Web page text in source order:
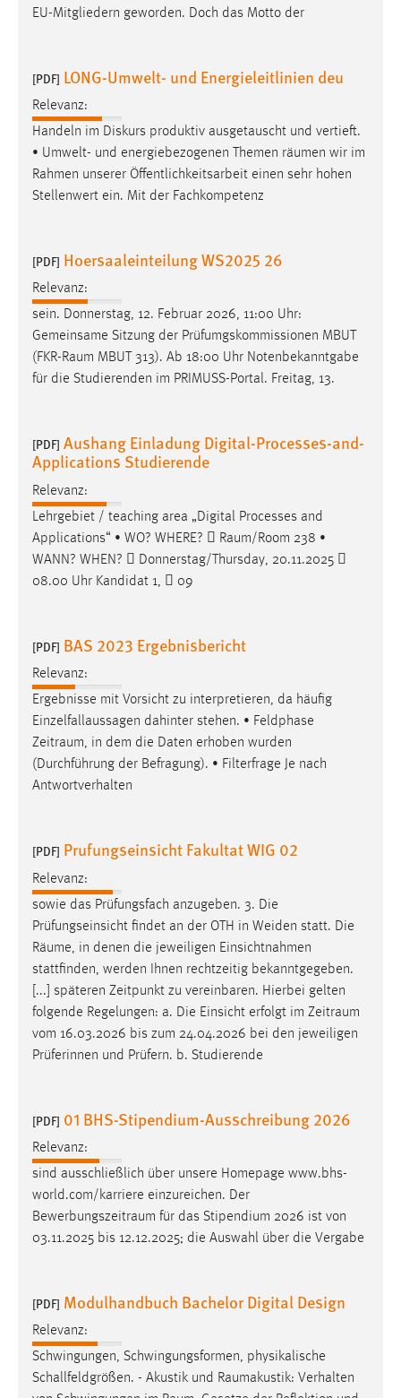
EU-Mitgliedern geworden. Doch das Motto der
[PDF] LONG-Umwelt- und Energieleitlinien deu
Relevanz:
Handeln im Diskurs produktiv ausgetauscht und vertieft.
• Umwelt- und energiebezogenen Themen räumen wir im
Rahmen unserer Öffentlichkeitsarbeit einen sehr hohen
Stellenwert ein. Mit der Fachkompetenz
[PDF] Hoersaaleinteilung WS2025 26
Relevanz:
sein. Donnerstag, 12. Februar 2026, 11:00 Uhr:
Gemeinsame Sitzung der Prüfumgskommissionen MBUT
(FKR-Raum MBUT 313). Ab 18:00 Uhr Notenbekanntgabe
für die Studierenden im PRIMUSS-Portal. Freitag, 13.
[PDF] Aushang Einladung Digital-Processes-and-
Applications Studierende
Relevanz:
Lehrgebiet / teaching area „Digital Processes and
Applications“ • WO? WHERE?  Raum/Room 238 •
WANN? WHEN?  Donnerstag/Thursday, 20.11.2025 
08.00 Uhr Kandidat 1,  09
[PDF] BAS 2023 Ergebnisbericht
Relevanz:
Ergebnisse mit Vorsicht zu interpretieren, da häufig
Einzelfallaussagen dahinter stehen. • Feldphase
Zeitraum, in dem die Daten erhoben wurden
(Durchführung der Befragung). • Filterfrage Je nach
Antwortverhalten
[PDF] Prufungseinsicht Fakultat WIG 02
Relevanz:
sowie das Prüfungsfach anzugeben. 3. Die
Prüfungseinsicht findet an der OTH in Weiden statt. Die
Räume, in denen die jeweiligen Einsichtnahmen
stattfinden, werden Ihnen rechtzeitig bekanntgegeben.
[...] späteren Zeitpunkt zu vereinbaren. Hierbei gelten
folgende Regelungen: a. Die Einsicht erfolgt im Zeitraum
vom 16.03.2026 bis zum 24.04.2026 bei den jeweiligen
Prüferinnen und Prüfern. b. Studierende
[PDF] 01 BHS-Stipendium-Ausschreibung 2026
Relevanz:
sind ausschließlich über unsere Homepage www.bhs-
world.com/karriere einzureichen. Der
Bewerbungszeitraum für das Stipendium 2026 ist von
03.11.2025 bis 12.12.2025; die Auswahl über die Vergabe
[PDF] Modulhandbuch Bachelor Digital Design
Relevanz:
Schwingungen, Schwingungsformen, physikalische
Schallfeldgrößen. - Akustik und Raumakustik: Verhalten
Cookie Laufzeit:
Login
Name:
fe_user, be_user, be_lastLoginProvider
Cookie Laufzeit:
24 Stunden
STATISTIK
unsere Besucher unsere Website nutzen.
Matomo
Name:
_pk_ref, _pk_cvar, _pk_id, _pk_ses
Zweck:
Max. 13 Monate
MARKETING
Marketing Cookies werden von Drittanbietern
verwendet, um personalisierte Werbung anzuzeigen.
Sie tun dies, indem sie Besucher über Websites
Google Ads
Name:
_gcl_au
Anbieter:
Google Ireland Limited
Zweck:
Conversion-Tracking
Cookie Laufzeit:
Facebook Pixel
Name:
_fbp
Anbieter:
3 Monate